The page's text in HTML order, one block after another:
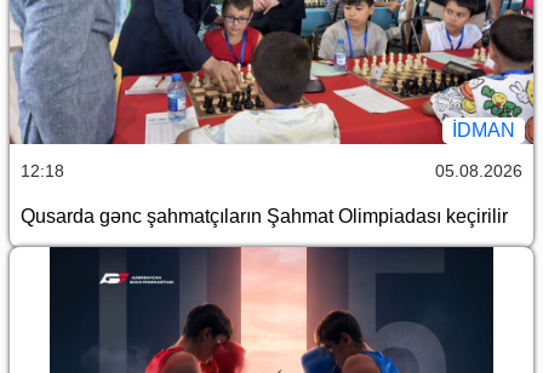
İDMAN
12:18 05.08.2026
Qusarda gənc şahmatçıların Şahmat Olimpiadası keçirilir